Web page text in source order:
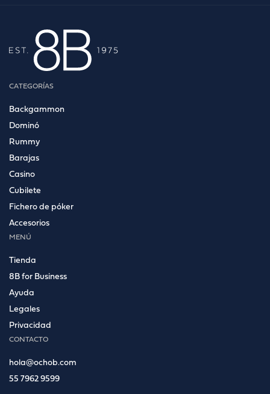
CATEGORÍAS
Backgammon
Dominó
Rummy
Barajas
Casino
Cubilete
Fichero de póker
Accesorios
MENÚ
Tienda
8B for Business
Ayuda
Legales
Privacidad
CONTACTO
hola@ochob.com
55 7962 9599